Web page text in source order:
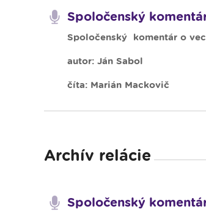
Spoločenský
Spoločenský komentár o
autor: Ján Sabol
číta: Marián Mackovič
Archív relácie
Spoločenský